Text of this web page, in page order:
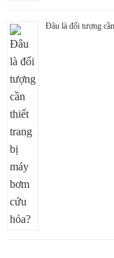
Đâu là đối tượng